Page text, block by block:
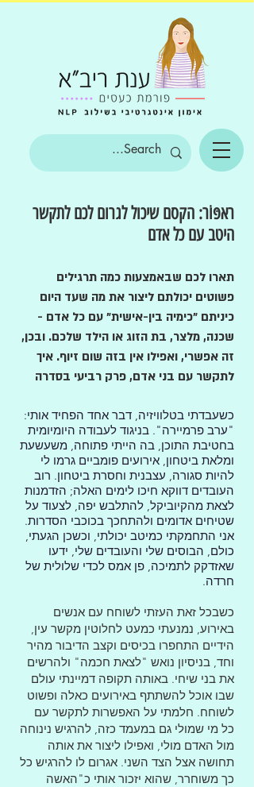
ראפּוֹר: הקסם שיכול לגרום לכם לתקשר
היטב עם כל אדם
תארו לכם שבאמצעות כמה תרגילים
פשוטים יכולתם ליצור את מה שעד היום
כיניתם "כימיה בין-אישית" עם כל אדם -
שכנה, מלצר, בת הזוג או הילד שלכם. ובכן,
זה אפשרי, ואפילו אין בזה שום זיוף. איך
לתקשר עם בני אדם, פרק רביעי בסדרה
כשעבדתי בטלוויזיה, דבר אחד הפחיד אותי:
"ערב פרמיירה". בניגוד לעבודה היומיומית
בחטיבת התוכן, בה הייתי פתוחה, משעשעת
ומלאת ביטחון, אירועים פומביים גרמו לי
להיות סגורה, עצבנית וחסרת ביטחון. רוב
העובדים דווקא חיכו לימים האלה; הזדמנות
לצאת מהקיוביקל, להתלבש יפה, לצעוד על
שטיחים אדומים ולהתחכך בכוכבי הסדרות.
אני התחמקתי כמיטב יכולתי, וכשכן הגעתי,
כולם, הבוסים שלי והעובדים שלי, ידעו
שאזדקק לתמיכה, פן אמס לכדי שלולית של
חרדה.
כשבכל זאת העזתי לשוחח עם אנשים
באירוע, נמנעתי כמעט לחלוטין מקשר עין,
הידיים התחפרו בכיסים וקצב הדיבור מהיר
וחד, בניסיון נואש "לצאת חכמה" ולהרשים
את בני שיחי. באותה תקופה דמיינתי עולם
שבו אוכל להשתתף באירועים כאלה ופשוט
לשוחח. חלמתי על האפשרות לתקשר עם
כל מי שמולי גם במעמד כזה, להרגיש נינוחה
מול האדם מולי, ואפילו ליצור את אותה
תחושה אצל הצד השני. אגרום לו להרגיש כל
כך משוחרר, שהוא יזכור אותי כ"האשה